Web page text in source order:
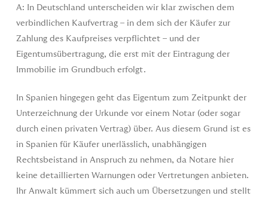
A: In Deutschland unterscheiden wir klar zwischen dem
verbindlichen Kaufvertrag – in dem sich der Käufer zur
Zahlung des Kaufpreises verpflichtet – und der
Eigentumsübertragung, die erst mit der Eintragung der
Immobilie im Grundbuch erfolgt.
In Spanien hingegen geht das Eigentum zum Zeitpunkt der
Unterzeichnung der Urkunde vor einem Notar (oder sogar
durch einen privaten Vertrag) über. Aus diesem Grund ist es
in Spanien für Käufer unerlässlich, unabhängigen
Rechtsbeistand in Anspruch zu nehmen, da Notare hier
keine detaillierten Warnungen oder Vertretungen anbieten.
Ihr Anwalt kümmert sich auch um Übersetzungen und stellt